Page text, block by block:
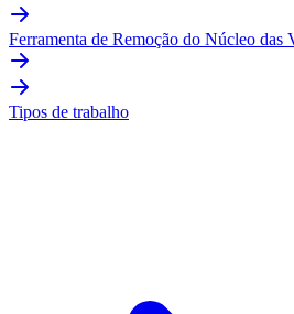
Ferramenta de Remoção do Núcleo das
Tipos de trabalho